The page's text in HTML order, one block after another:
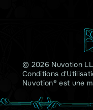
© 2026 Nuvotion
Conditions
Nuvotion® est une